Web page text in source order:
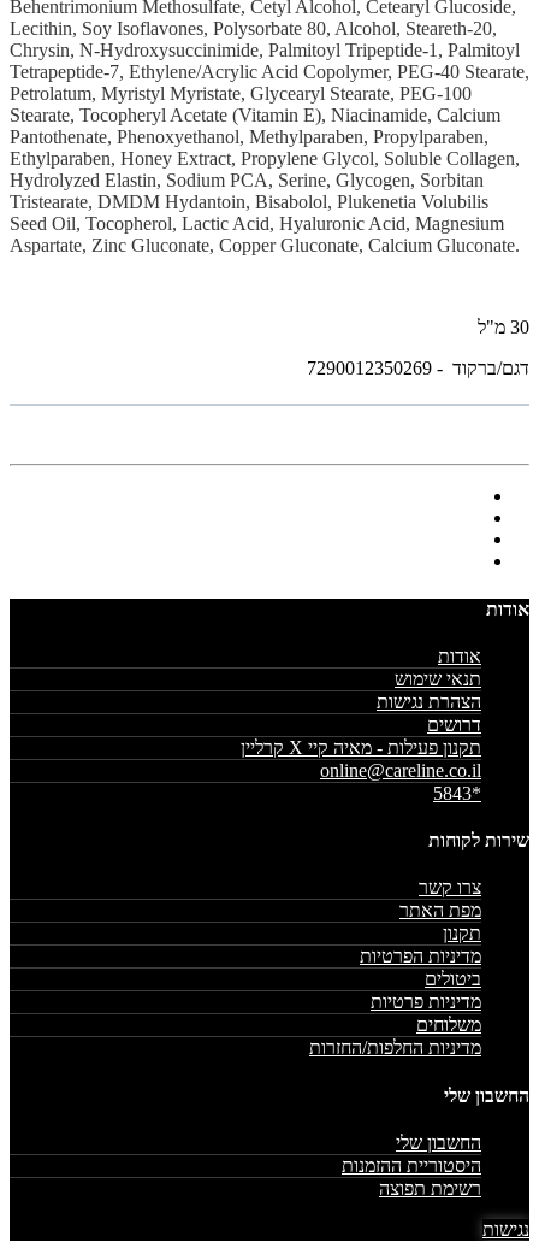
Behentrimonium Methosulfate, Cetyl Alcohol, Cetearyl Glucoside,
Lecithin, Soy Isoflavones, Polysorbate 80, Alcohol, Steareth-20,
Chrysin, N-Hydroxysuccinimide, Palmitoyl Tripeptide-1, Palmitoyl
Tetrapeptide-7, Ethylene/Acrylic Acid Copolymer, PEG-40 Stearate,
Petrolatum, Myristyl Myristate, Glycearyl Stearate, PEG-100
Stearate, Tocopheryl Acetate (Vitamin E), Niacinamide, Calcium
Pantothenate, Phenoxyethanol, Methylparaben, Propylparaben,
Ethylparaben, Honey Extract, Propylene Glycol, Soluble Collagen,
Hydrolyzed Elastin, Sodium PCA, Serine, Glycogen, Sorbitan
Tristearate, DMDM Hydantoin, Bisabolol, Plukenetia Volubilis
Seed Oil, Tocopherol, Lactic Acid, Hyaluronic Acid, Magnesium
Aspartate, Zinc Gluconate, Copper Gluconate, Calcium Gluconate.
30 מ"ל
דגם/ברקוד - 7290012350269
אודות
אודות
תנאי שימוש
הצהרת נגישות
דרושים
תקנון פעילות - מאיה קיי X קרליין
online@careline.co.il
*5843
שירות לקוחות
צרו קשר
מפת האתר
תקנון
מדיניות הפרטיות
ביטולים
מדיניות פרטיות
משלוחים
מדיניות החלפות/החזרות
החשבון שלי
החשבון שלי
היסטוריית ההזמנות
רשימת תפוצה
נגישות